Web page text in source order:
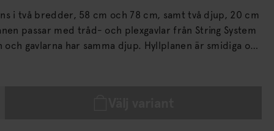
i två bredder, 58 cm och 78 cm, samt två djup, 20 cm
har samma djup. Hyllplanen är smidiga och
efter tycke och smak.